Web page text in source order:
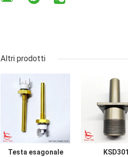
Altri prodotti
Testa esagonale
KSD301